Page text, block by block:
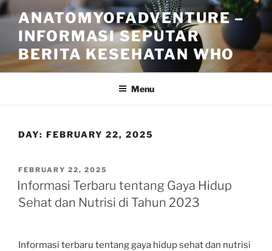
Skip
to
content
ANATOMYOFADVENTURE –
INFORMASI SEPUTAR
BERITA KESEHATAN WHO
Menu
DAY: FEBRUARY 22, 2025
POSTED
ON
FEBRUARY 22, 2025
Informasi Terbaru tentang Gaya Hidup
Sehat dan Nutrisi di Tahun 2023
Informasi terbaru tentang gaya hidup sehat dan nutrisi